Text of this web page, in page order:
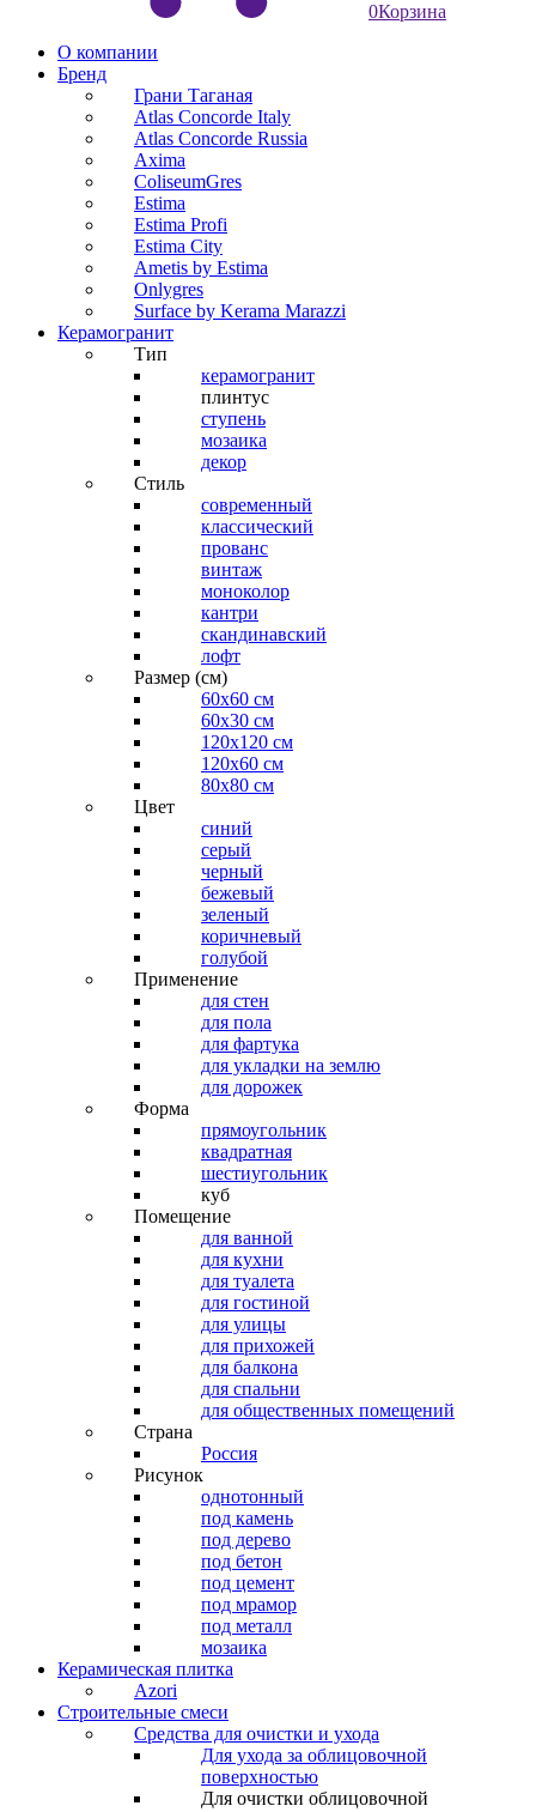
0Корзина
О компании
Бренд
Грани Таганая
Atlas Concorde Italy
Atlas Concorde Russia
Axima
ColiseumGres
Estima
Estima Profi
Estima City
Ametis by Estima
Onlygres
Surface by Kerama Marazzi
Керамогранит
Тип
керамогранит
плинтус
ступень
мозаика
декор
Стиль
современный
классический
прованс
винтаж
моноколор
кантри
скандинавский
лофт
Размер (см)
60х60 см
60x30 см
120x120 см
120x60 см
80x80 см
Цвет
синий
серый
черный
бежевый
зеленый
коричневый
голубой
Применение
для стен
для пола
для фартука
для укладки на землю
для дорожек
Форма
прямоугольник
квадратная
шестиугольник
куб
Помещение
для ванной
для кухни
для туалета
для гостиной
для улицы
для прихожей
для балкона
для спальни
для общественных помещений
Страна
Россия
Рисунок
однотонный
под камень
под дерево
под бетон
под цемент
под мрамор
под металл
мозаика
Керамическая плитка
Azori
Строительные смеси
Средства для очистки и ухода
Для ухода за облицовочной
поверхностью
Для очистки облицовочной